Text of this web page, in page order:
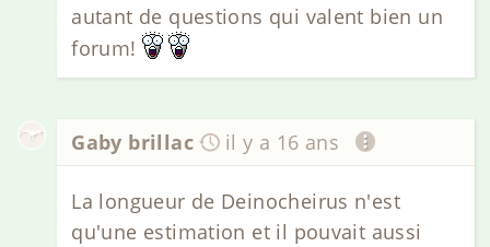
autant de questions qui valent bien un
forum!
Gaby brillac il y a 16 ans
La longueur de Deinocheirus n'est
qu'une estimation et il pouvait aussi